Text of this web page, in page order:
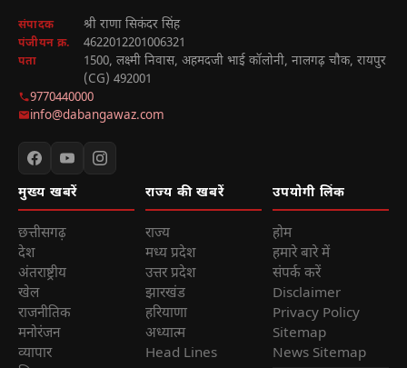
संपादक श्री राणा सिकंदर सिंह
पंजीयन क्र. 4622012201006321
पता
1500, लक्ष्मी निवास, अहमदजी भाई कॉलोनी, नालगढ़ चौक, रायपुर
(CG) 492001
9770440000
info@dabangawaz.com
मुख्य खबरें
छत्तीसगढ़
देश
अंतराष्ट्रीय
खेल
राजनीतिक
मनोरंजन
व्यापार
राज्य की खबरें
राज्य
मध्य प्रदेश
उत्तर प्रदेश
झारखंड
हरियाणा
अध्यात्म
Head Lines
उपयोगी लिंक
होम
हमारे बारे में
संपर्क करें
Disclaimer
Privacy Policy
Sitemap
News Sitemap